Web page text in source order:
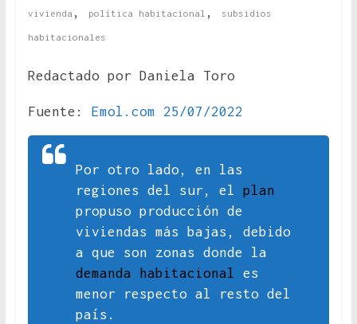
vivienda , política habitacional , subsidios
habitacionales
Redactado por Daniela Toro
Fuente: Emol.com 25/07/2022
Por otro lado, en las
regiones del sur, el plan
propuso producción de
viviendas más bajas, debido
a que son zonas donde la
demanda habitacional es
menor respecto al resto del
país.